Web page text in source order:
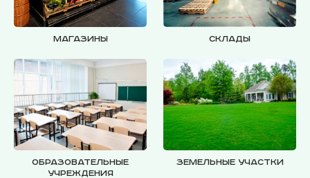
Магазины Склады
Образовательные
учреждения
Земельные участки